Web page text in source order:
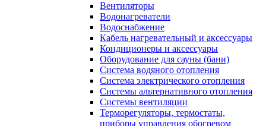
Вентиляторы
Водонагреватели
Водоснабжение
Кабель нагревательный и аксессуары
Кондиционеры и аксессуары
Оборудование для сауны (бани)
Система водяного отопления
Система электрического отопления
Системы альтернативного отопления
Системы вентиляции
Терморегуляторы, термостаты,
приборы управления обогревом